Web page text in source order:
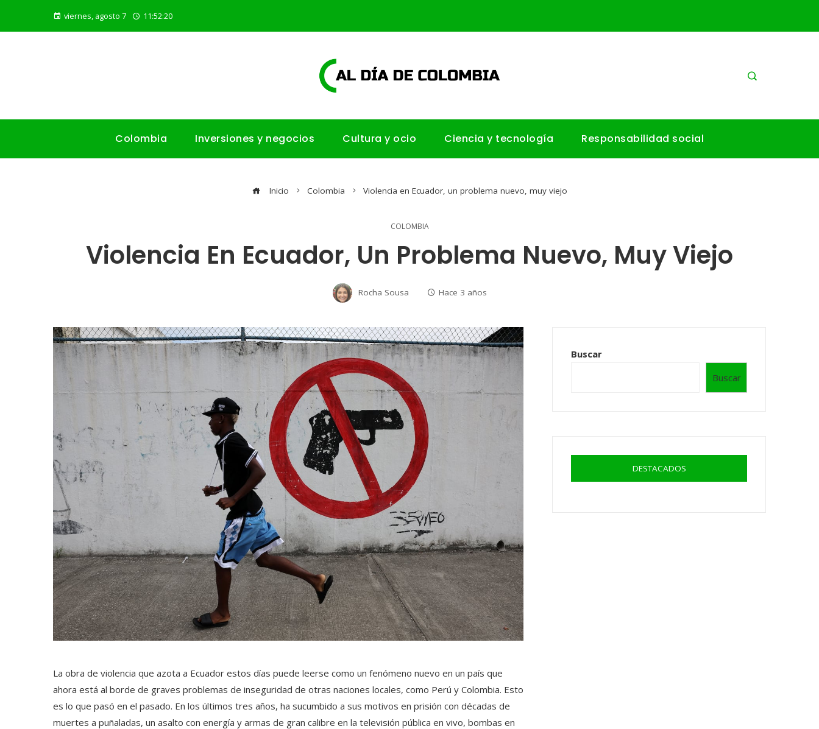
viernes, agosto 7 11:52:21
Colombia Inversiones y negocios Cultura y ocio Ciencia y tecnología Responsabilidad social
Inicio Colombia Violencia en Ecuador, un problema nuevo, muy viejo
COLOMBIA
Violencia En Ecuador, Un Problema Nuevo, Muy Viejo
Rocha Sousa Hace 3 años
La obra de violencia que azota a Ecuador estos días puede leerse como un fenómeno nuevo en un país que
ahora está al borde de graves problemas de inseguridad de otras naciones locales, como Perú y Colombia. Esto
es lo que pasó en el pasado. En los últimos tres años, ha sucumbido a sus motivos en prisión con décadas de
muertes a puñaladas, un asalto con energía y armas de gran calibre en la televisión pública en vivo, bombas en
Buscar
Buscar
DESTACADOS